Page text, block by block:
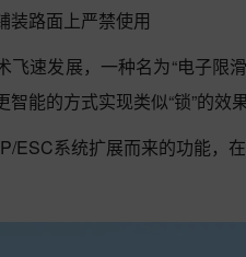
装路面上严禁使用
飞速发展，一种名为“电子限
智能的方式实现类似“锁”的效
ESC系统扩展而来的功能，